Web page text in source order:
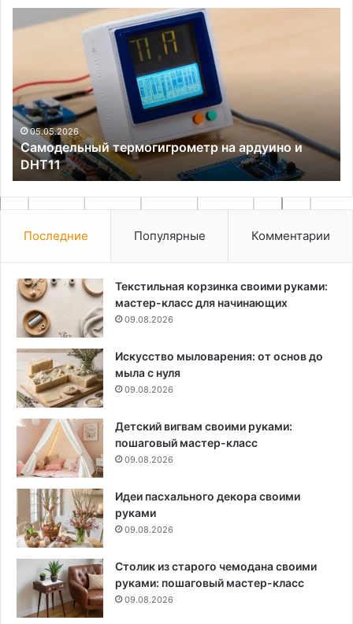
Самодельный
термогигрометр
DHT11
05.05.2026
Самодельный термогигрометр на ардуино и
DHT11
Последние Популярные Комментарии
Текстильная корзинка своими руками:
мастер-класс для начинающих
09.08.2026
Искусство мыловарения: от основ до
мыла с нуля
09.08.2026
Детский вигвам своими руками:
пошаговый мастер-класс
09.08.2026
Идеи пасхального декора своими
руками
09.08.2026
Столик из старого чемодана своими
руками: пошаговый мастер-класс
09.08.2026